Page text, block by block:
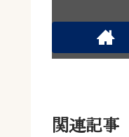
関連記事